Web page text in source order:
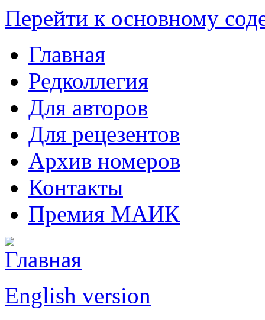
Перейти к основному
Главная
Редколлегия
Для авторов
Для рецезентов
Архив номеров
Контакты
Премия МАИК
English version